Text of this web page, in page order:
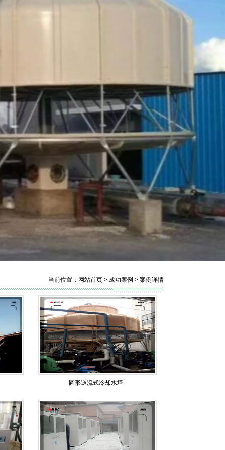
当前位置： 网站首页 > 成功案例 > 案例详情
圆形逆流式冷却水塔